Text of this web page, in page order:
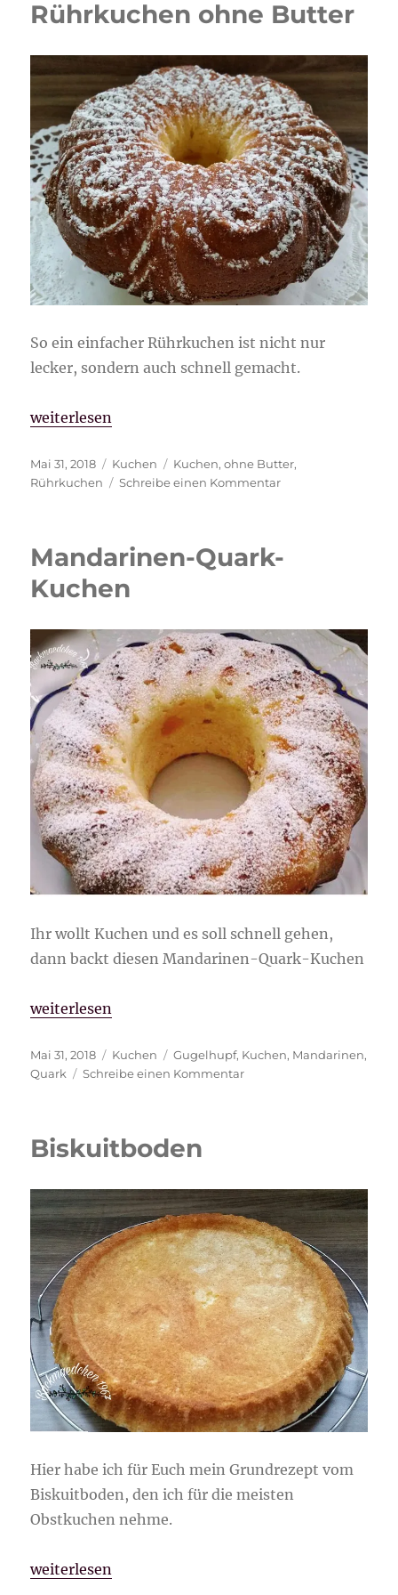
Rührkuchen ohne Butter
So ein einfacher Rührkuchen ist nicht nur
lecker, sondern auch schnell gemacht.
„Rührkuchen ohne Butter“
weiterlesen
Veröffentlicht
am
Mai 31, 2018 Kategorien
Kuchen Schlagwörter
Kuchen,ohne Butter,
Rührkuchen
Schreibe einen Kommentarzu
Mandarinen-Quark-
Kuchen
Ihr wollt Kuchen und es soll schnell gehen,
dann backt diesen Mandarinen-Quark-Kuchen
„Mandarinen-Quark-Kuchen“
weiterlesen
Veröffentlicht
am
Mai 31, 2018 Kategorien
Kuchen Schlagwörter
Gugelhupf, Kuchen, Mandarinen,
Quark
Schreibe einen Kommentarzu
Biskuitboden
Hier habe ich für Euch mein Grundrezept vom
Biskuitboden, den ich für die meisten
Obstkuchen nehme.
„Biskuitboden“
weiterlesen